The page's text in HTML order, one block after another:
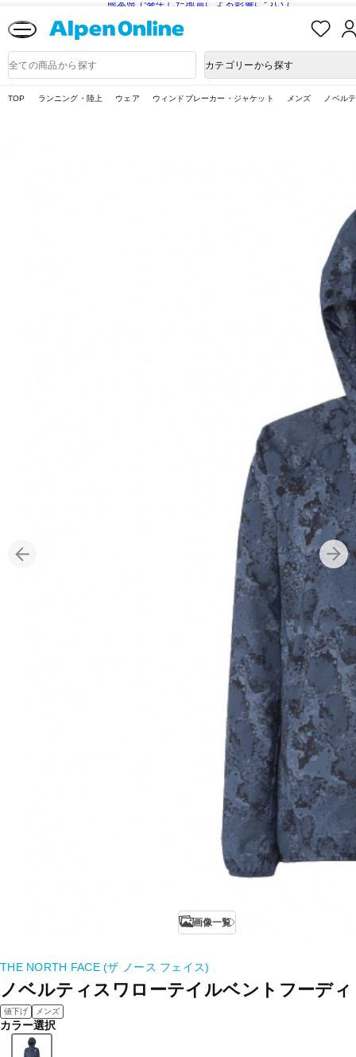
熊本県で発生した地震による影響について
入
品
検
カテゴリーから探す
TOP ランニング・陸上 ウェア ウィンドブレーカー・ジャケット メンズ ノベル
画像一覧
THE NORTH FACE (ザ ノース フェイス)
ノベルティスワローテイルベントフーディ
値下げ メンズ
カラー選択